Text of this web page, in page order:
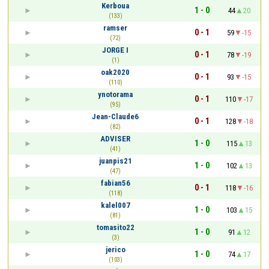
Kerboua
(133)
1 - 0 44
20
ramser
(72)
0 - 1 59
-15
JORGE I
(1)
0 - 1 78
-19
oak2020
(110)
0 - 1 93
-15
ynotorama
(95)
0 - 1 110
-17
Jean-Claude6
(82)
0 - 1 128
-18
ADVISER
(41)
1 - 0 115
13
juanpis21
(47)
1 - 0 102
13
fabian56
(118)
0 - 1 118
-16
kalel007
(81)
1 - 0 103
15
tomasito22
(3)
1 - 0 91
12
jerico
(103)
1 - 0 74
17